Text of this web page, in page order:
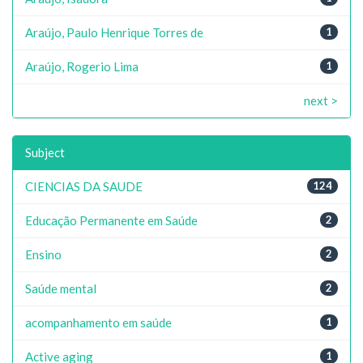
1
Araújo, Paulo Henrique Torres de
1
Araújo, Rogerio Lima
next >
Subject
124
CIENCIAS DA SAUDE
2
Educação Permanente em Saúde
2
Ensino
2
Saúde mental
1
acompanhamento em saúde
1
Active aging